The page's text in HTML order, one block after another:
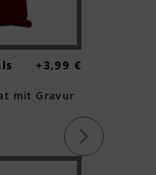
+3,99 €
mit Gravur